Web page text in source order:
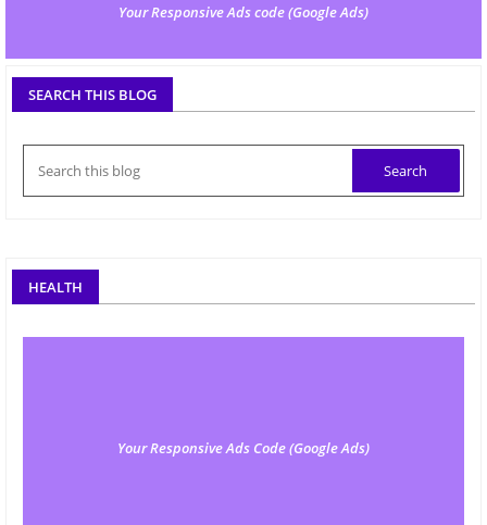
Your Responsive Ads code (Google Ads)
SEARCH THIS BLOG
HEALTH
Your Responsive Ads Code (Google Ads)